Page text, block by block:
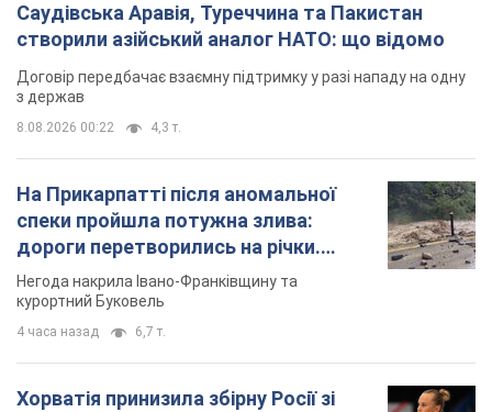
Саудівська Аравія, Туреччина та Пакистан
створили азійський аналог НАТО: що відомо
Договір передбачає взаємну підтримку у разі нападу на одну
з держав
8.08.2026 00:22 4,3 т.
На Прикарпатті після аномальної
спеки пройшла потужна злива:
дороги перетворились на річки.
Відео
Негода накрила Івано-Франківщину та
курортний Буковель
4 часа назад 6,7 т.
Хорватія принизила збірну Росії зі